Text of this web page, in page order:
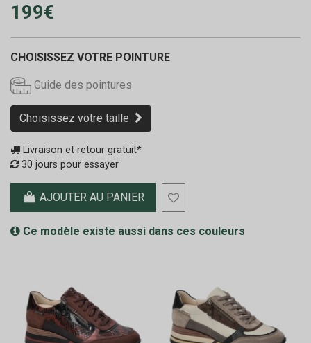
199€
CHOISISSEZ VOTRE POINTURE
Guide des pointures
Choisissez votre taille
Livraison et retour gratuit*
30 jours pour essayer
AJOUTER AU PANIER
Ce modèle existe aussi dans ces couleurs